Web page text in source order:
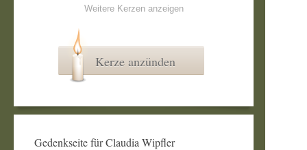
Weitere Kerzen anzeigen
Kerze anzünden
Gedenkseite für Claudia Wipfler